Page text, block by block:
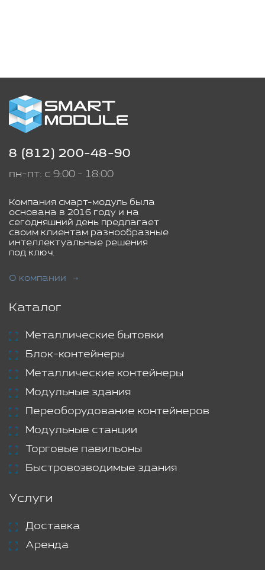
8 (812) 200-48-90
пн-пт: с 9:00 - 18:00
Компания смарт-модуль была
основана в 2016 году и на
сегодняшний день предлагает
своим клиентам разнообразные
интеллектуальные решения
под ключ.
О компании
Каталог
Металлические бытовки
Блок-контейнеры
Металлические контейнеры
Модульные здания
Переоборудование контейнеров
Модульные станции
Торговые павильоны
Быстровозводимые здания
Услуги
Доставка
Аренда